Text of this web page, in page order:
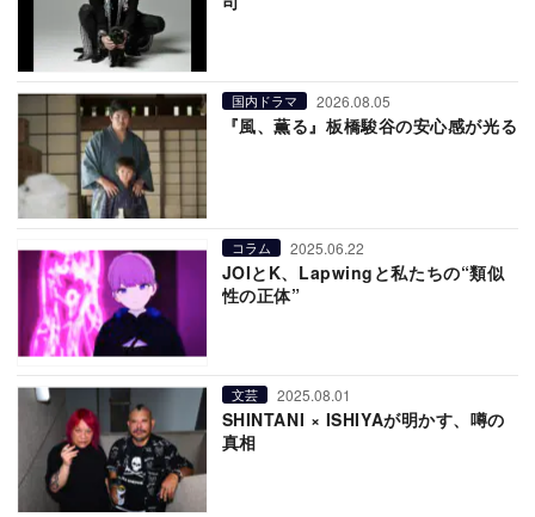
国内ドラマ 2026.08.05
『風、薫る』板橋駿谷の安心感が光る
コラム 2025.06.22
JOIとK、Lapwingと私たちの“類似
性の正体”
文芸 2025.08.01
SHINTANI × ISHIYAが明かす、噂の
真相